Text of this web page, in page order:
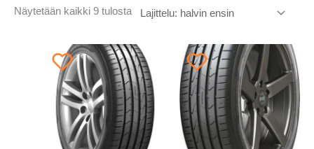
Näytetään kaikki 9 tulosta Halvin